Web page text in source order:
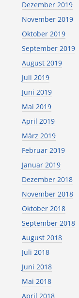
Dezember 2019
November 2019
Oktober 2019
September 2019
August 2019
Juli 2019
Juni 2019
Mai 2019
April 2019
März 2019
Februar 2019
Januar 2019
Dezember 2018
November 2018
Oktober 2018
September 2018
August 2018
Juli 2018
Juni 2018
Mai 2018
April 2018